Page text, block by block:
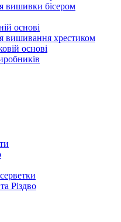
вишивки бісером
основі
вишивання хрестиком
основі
Різдво